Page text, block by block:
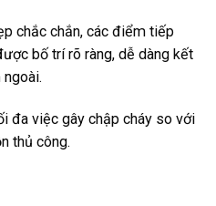
chắc chắn, các điểm tiếp
bố trí rõ ràng, dễ dàng kết
đa việc gây chập cháy so với
thủ công.